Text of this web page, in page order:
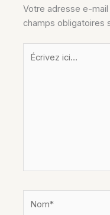
Votre adresse e-
champs obligatoires
Écrivez
ici…